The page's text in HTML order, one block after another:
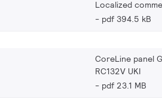
Localized
pdf 394.5 kB
CoreLine panel
RC132V UKI
pdf 23.1 MB